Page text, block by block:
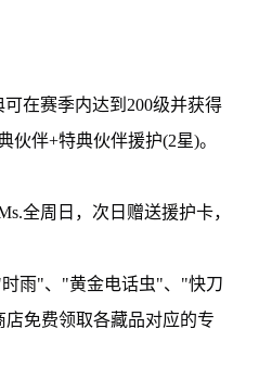
在赛季内达到200级并获得
伴+特典伙伴援护(2星)。
全周日，次日赠送援护卡，
雨"、"黄金电话虫"、"快刀
免费领取各藏品对应的专